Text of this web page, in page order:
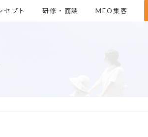
セプト 研修・面談 MEO集客